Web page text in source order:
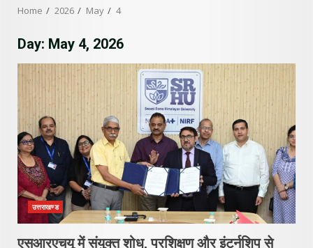
Home 2026 May 4
Day: May 4, 2026
उत्तराखण्ड
एसआरएचयू में संयुक्त शोध, प्रशिक्षण और इंटर्नशिप से